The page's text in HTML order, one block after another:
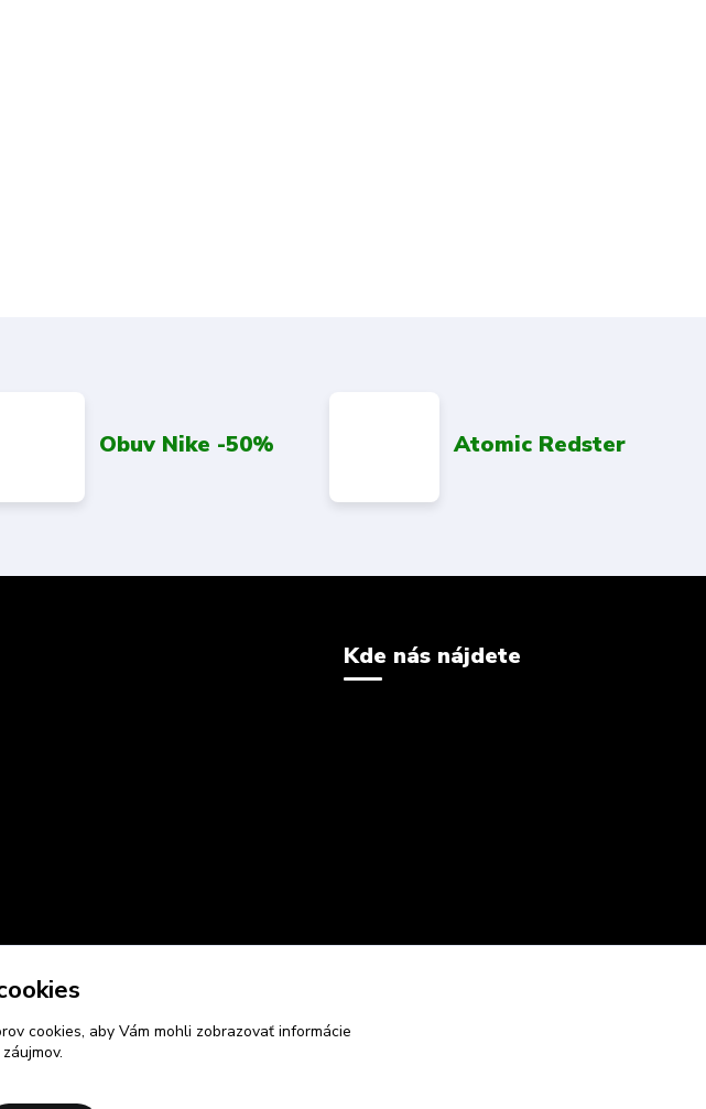
Obuv Nike -50% Atomic Redster
Kde nás nájdete
cookies, aby Vám mohli zobrazovať informácie